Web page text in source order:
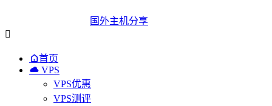
国外主机分享

首页
 VPS
VPS优惠
VPS测评